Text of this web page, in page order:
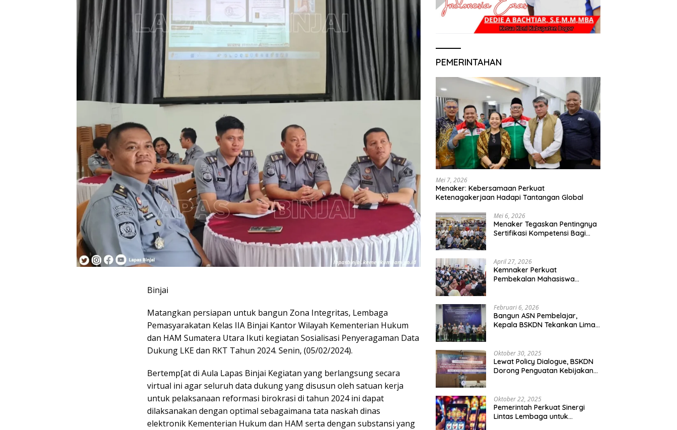
Binjai
Matangkan persiapan untuk bangun Zona Integritas, Lembaga
Pemasyarakatan Kelas IIA Binjai Kantor Wilayah Kementerian Hukum
dan HAM Sumatera Utara Ikuti kegiatan Sosialisasi Penyeragaman Data
Dukung LKE dan RKT Tahun 2024. Senin, (05/02/2024).
Bertemp[at di Aula Lapas Binjai Kegiatan yang berlangsung secara
virtual ini agar seluruh data dukung yang disusun oleh satuan kerja
untuk pelaksanaan reformasi birokrasi di tahun 2024 ini dapat
dilaksanakan dengan optimal sebagaimana tata naskah dinas
elektronik Kementerian Hukum dan HAM serta dengan substansi yang
PEMERINTAHAN
Mei 7, 2026
Menaker: Kebersamaan Perkuat
Ketenagakerjaan Hadapi Tantangan Global
Mei 6, 2026
Menaker Tegaskan Pentingnya
Sertifikasi Kompetensi Bagi
April 27, 2026
Kemnaker Perkuat
Pembekalan Mahasiswa
Februari 6, 2026
Bangun ASN Pembelajar,
Kepala BSKDN Tekankan Lima
Oktober 30, 2025
Lewat Policy Dialogue, BSKDN
Dorong Penguatan Kebijakan
Oktober 22, 2025
Pemerintah Perkuat Sinergi
Lintas Lembaga untuk